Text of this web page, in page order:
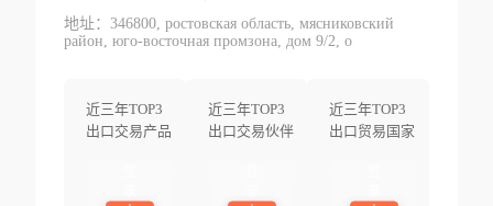
地址：346800, ростовская область, мясниковский
район, юго-восточная промзона, дом 9/2, о
近三年TOP3
出口交易产品
近三年TOP3
出口交易伙伴
近三年TOP3
出口贸易国家